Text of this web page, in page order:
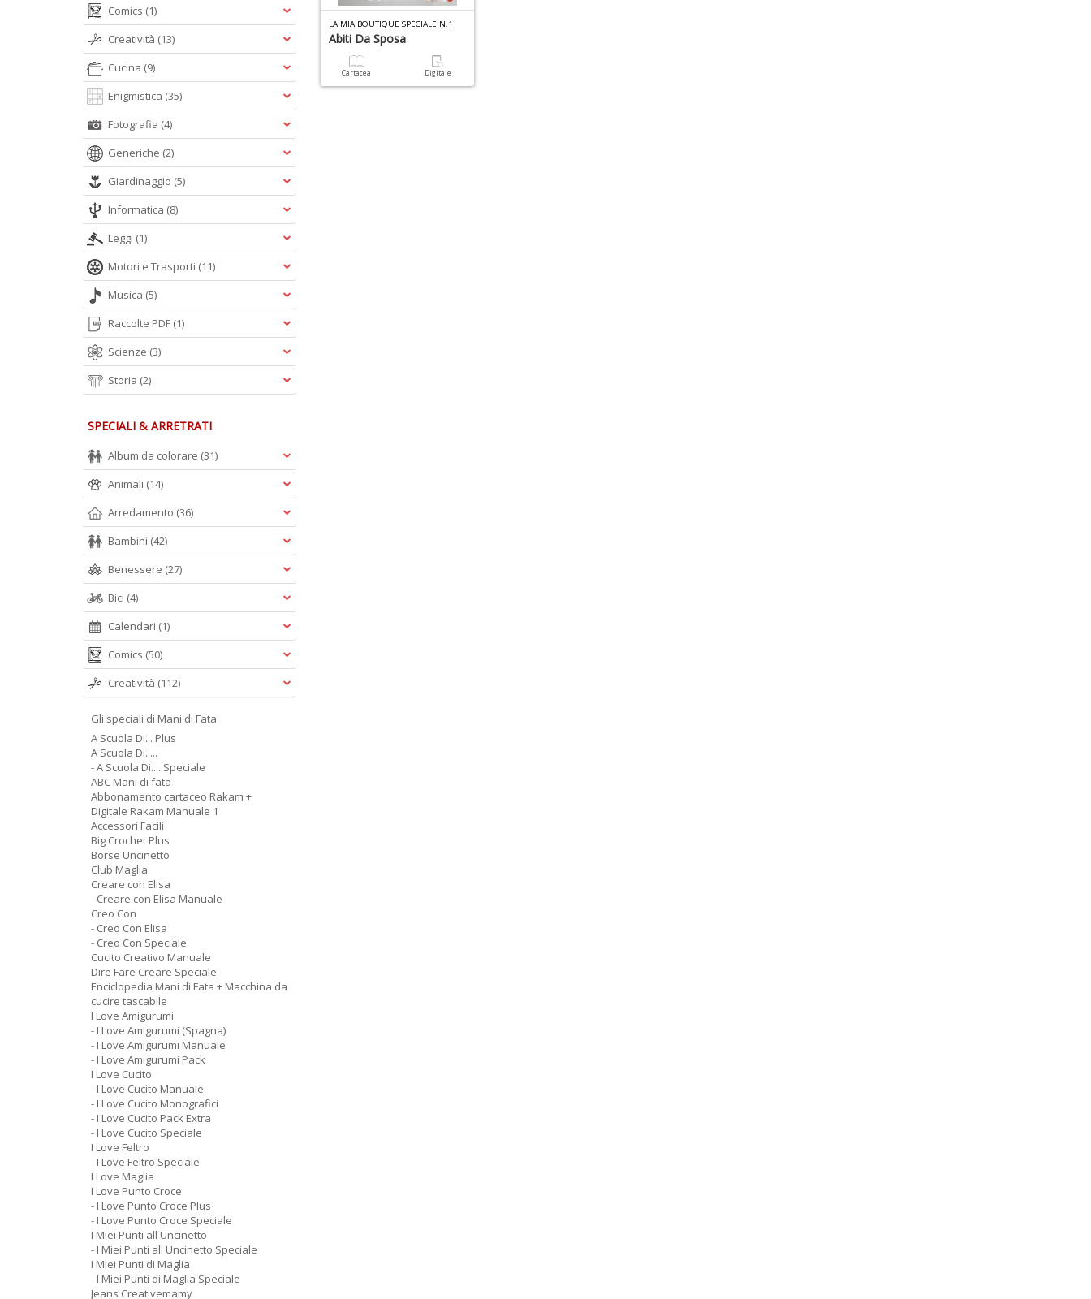
LA MIA BOUTIQUE SPECIALE N.1
Abiti Da Sposa
Cartacea Digitale
Comics (1)
Creatività (13)
Cucina (9)
Enigmistica (35)
Fotografia (4)
Generiche (2)
Giardinaggio (5)
Informatica (8)
Leggi (1)
Motori e Trasporti (11)
Musica (5)
Raccolte PDF (1)
Scienze (3)
Storia (2)
SPECIALI & ARRETRATI
Album da colorare (31)
Animali (14)
Arredamento (36)
Bambini (42)
Benessere (27)
Bici (4)
Calendari (1)
Comics (50)
Creatività (112)
Gli speciali di Mani di Fata
A Scuola Di... Plus
A Scuola Di.....
- A Scuola Di.....Speciale
ABC Mani di fata
Abbonamento cartaceo Rakam +
Digitale Rakam Manuale 1
Accessori Facili
Big Crochet Plus
Borse Uncinetto
Club Maglia
Creare con Elisa
- Creare con Elisa Manuale
Creo Con
- Creo Con Elisa
- Creo Con Speciale
Cucito Creativo Manuale
Dire Fare Creare Speciale
Enciclopedia Mani di Fata + Macchina da
cucire tascabile
I Love Amigurumi
- I Love Amigurumi (Spagna)
- I Love Amigurumi Manuale
- I Love Amigurumi Pack
I Love Cucito
- I Love Cucito Manuale
- I Love Cucito Monografici
- I Love Cucito Pack Extra
- I Love Cucito Speciale
I Love Feltro
- I Love Feltro Speciale
I Love Maglia
I Love Punto Croce
- I Love Punto Croce Plus
- I Love Punto Croce Speciale
I Miei Punti all Uncinetto
- I Miei Punti all Uncinetto Speciale
I Miei Punti di Maglia
- I Miei Punti di Maglia Speciale
Jeans Creativemamy